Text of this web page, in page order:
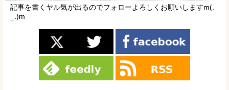
記事を書くヤル気が出るのでフォローよろしくお願いしますm(.
_.)m